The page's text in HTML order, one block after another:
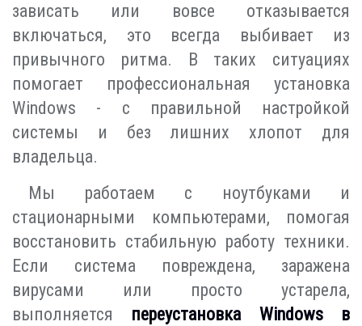
зависать или вовсе отказывается
включаться, это всегда выбивает из
привычного ритма. В таких ситуациях
помогает профессиональная установка
Windows - с правильной настройкой
системы и без лишних хлопот для
владельца.
Мы работаем с ноутбуками и
стационарными компьютерами, помогая
восстановить стабильную работу техники.
Если система повреждена, заражена
вирусами или просто устарела,
выполняется переустановка Windows в